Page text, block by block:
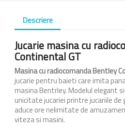
Descriere
Jucarie masina cu
Continental GT
Masina cu radiocomanda Bentley
jucarie pentru baieti care imita
masina Bentrley. Modelul elegant
unicitate jucariei printre jucariile de
aduce ore nelimitate de
viteza si masini.